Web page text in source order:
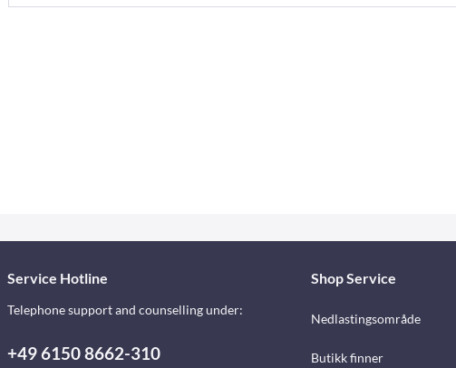
Service Hotline
Telephone support and counselling under:
+49 6150 8662-310
Shop Service
Nedlastingsområde
Butikk finner